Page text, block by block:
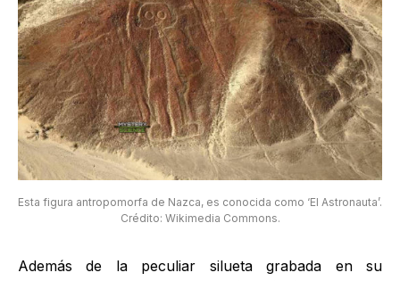
Esta figura antropomorfa de Nazca, es conocida como ‘El Astronauta’.
Crédito: Wikimedia Commons.
Además de la peculiar silueta grabada en su